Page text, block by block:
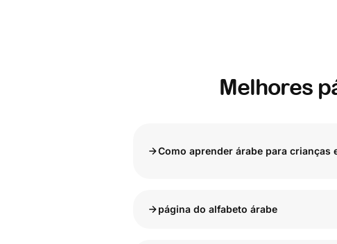
Melhores
Como aprender árabe para crianças
página do alfabeto árabe